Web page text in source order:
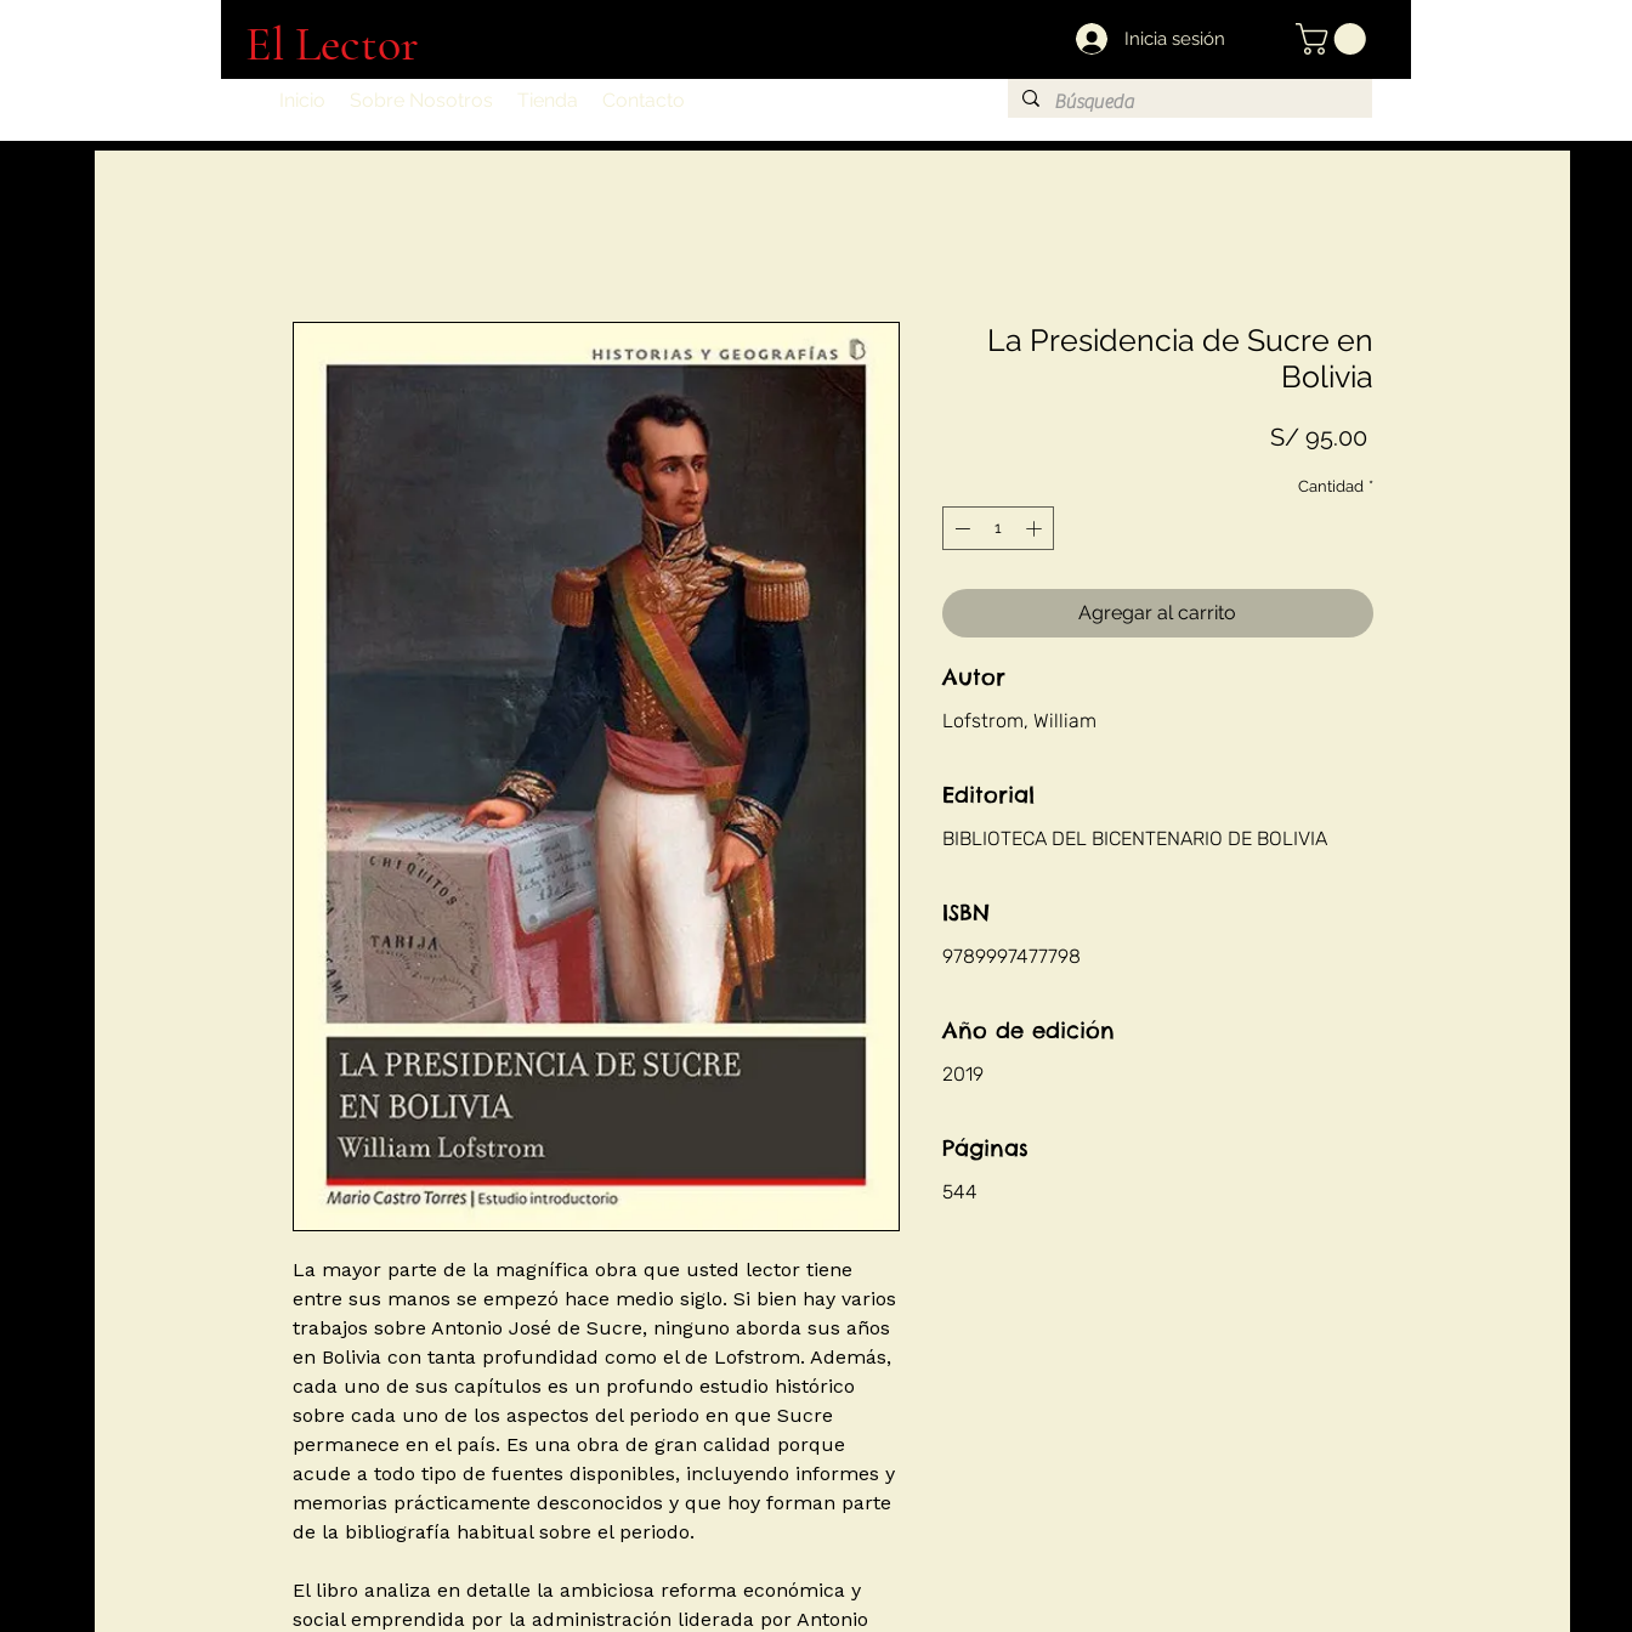
El Lector Inicia sesión
Inicio Sobre Nosotros Tienda Contacto
La mayor parte de la magnífica obra que usted lector tiene
entre sus manos se empezó hace medio siglo. Si bien hay varios
trabajos sobre Antonio José de Sucre, ninguno aborda sus años
en Bolivia con tanta profundidad como el de Lofstrom. Además,
cada uno de sus capítulos es un profundo estudio histórico
sobre cada uno de los aspectos del periodo en que Sucre
permanece en el país. Es una obra de gran calidad porque
acude a todo tipo de fuentes disponibles, incluyendo informes y
memorias prácticamente desconocidos y que hoy forman parte
de la bibliografía habitual sobre el periodo.
El libro analiza en detalle la ambiciosa reforma económica y
social emprendida por la administración liderada por Antonio
La Presidencia de Sucre en
Bolivia
S/ 95.00Precio
Cantidad *
Agregar al carrito
Autor
Lofstrom, William
Editorial
BIBLIOTECA DEL BICENTENARIO DE BOLIVIA
ISBN
9789997477798
Año de edición
2019
Páginas
544